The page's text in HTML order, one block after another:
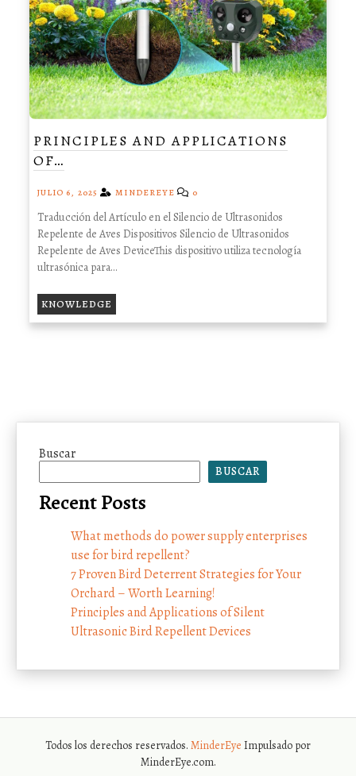
PRINCIPLES AND APPLICATIONS
OF…
JULIO 6, 2025 MINDEREYE 0
Traducción del Artículo en el Silencio de Ultrasonidos
Repelente de Aves Dispositivos Silencio de Ultrasonidos
Repelente de Aves DeviceThis dispositivo utiliza tecnología
ultrasónica para...
KNOWLEDGE
Buscar
BUSCAR
Recent Posts
What methods do power supply enterprises
use for bird repellent?
7 Proven Bird Deterrent Strategies for Your
Orchard – Worth Learning!
Principles and Applications of Silent
Ultrasonic Bird Repellent Devices
Todos los derechos reservados. MinderEye Impulsado por
MinderEye.com.